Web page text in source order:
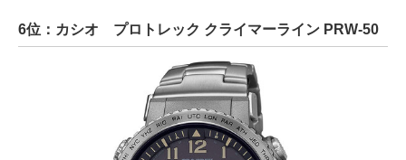
6位：カシオ プロトレック クライマーライン PRW-50